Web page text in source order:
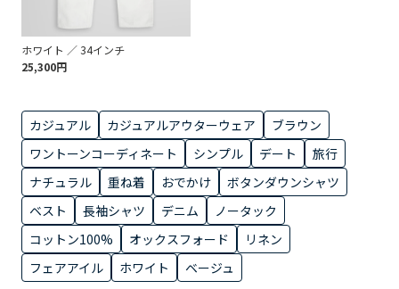
ホワイト ／ 34インチ
25,300円
カジュアル カジュアルアウターウェア
ブラウン
ワントーンコーディネート
シンプル デート
旅行
ナチュラル
重ね着 おでかけ
ボタンダウンシャツ
ベスト
長袖シャツ デニム
ノータック
コットン100%
オックスフォード
リネン
フェアアイル
ホワイト ベージュ